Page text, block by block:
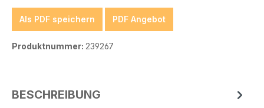
Als PDF speichern PDF Angebot
Produktnummer: 239267
BESCHREIBUNG